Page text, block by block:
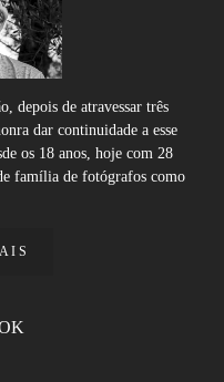
depois de atravessar três
dar continuidade a esse
os 18 anos, hoje com 28
família de fotógrafos como